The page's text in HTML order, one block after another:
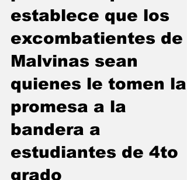
provincial que
establece que los
excombatientes de
Malvinas sean
quienes le tomen la
promesa a la
bandera a
estudiantes de 4to